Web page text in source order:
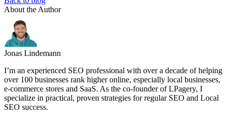
About the Author
Jonas Lindemann
I’m an experienced SEO professional with over a decade of helping
over 100 businesses rank higher online, especially local businesses,
e-commerce stores and SaaS. As the co-founder of LPagery, I
specialize in practical, proven strategies for regular SEO and Local
SEO success.